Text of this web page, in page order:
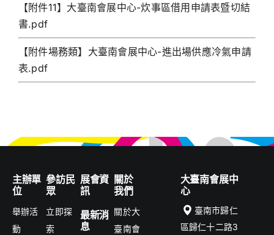
【附件11】大臺南會展中心-炊事區借用申請表暨切結
書.pdf
【附件場務類】大臺南會展中心-進出場供應冷氣申請
表.pdf
主辦單
位
舉辦活
動
參訪民
眾
立即探
索
展會資
訊
最新消
息
關於
我們
關於大
臺南會
大臺南會展中
心
臺南市歸仁
區歸仁十二路3